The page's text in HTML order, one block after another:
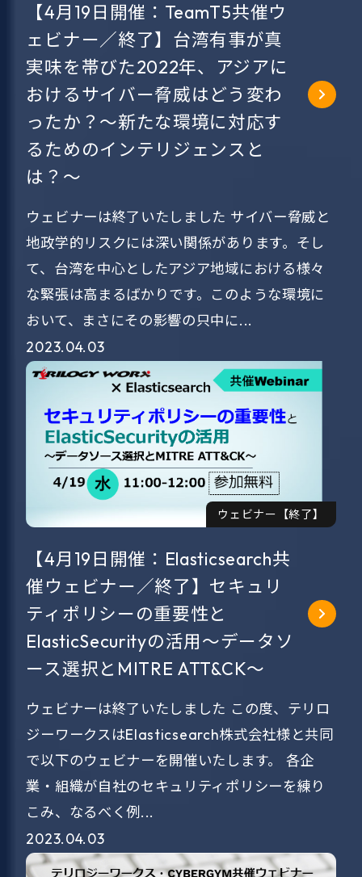
【4月19日開催：TeamT5共催ウ
ェビナー／終了】台湾有事が真
実味を帯びた2022年、アジアに
おけるサイバー脅威はどう変わ
ったか？～新たな環境に対応す
るためのインテリジェンスと
は？～
ウェビナーは終了いたしました サイバー脅威と
地政学的リスクには深い関係があります。そし
て、台湾を中心としたアジア地域における様々
な緊張は高まるばかりです。このような環境に
おいて、まさにその影響の只中に...
2023.04.03
ウェビナー【終了】
【4月19日開催：Elasticsearch共
催ウェビナー／終了】セキュリ
ティポリシーの重要性と
ElasticSecurityの活用～データソ
ース選択とMITRE ATT&CK～
ウェビナーは終了いたしました この度、テリロ
ジーワークスはElasticsearch株式会社様と共同
で以下のウェビナーを開催いたします。 各企
業・組織が自社のセキュリティポリシーを練り
こみ、なるべく例...
2023.04.03